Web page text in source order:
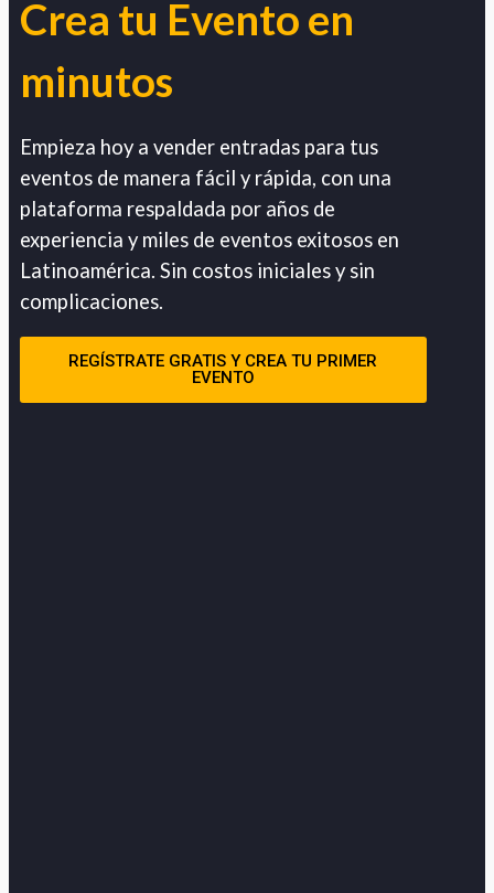
Crea tu Evento en
minutos
Empieza hoy a vender entradas para tus
eventos de manera fácil y rápida, con una
plataforma respaldada por años de
experiencia y miles de eventos exitosos en
Latinoamérica. Sin costos iniciales y sin
complicaciones.
REGÍSTRATE GRATIS Y CREA TU PRIMER
EVENTO